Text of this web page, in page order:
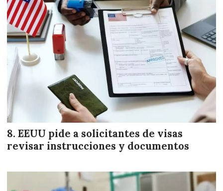
EEUU pide a solicitantes de visas
revisar instrucciones y documentos